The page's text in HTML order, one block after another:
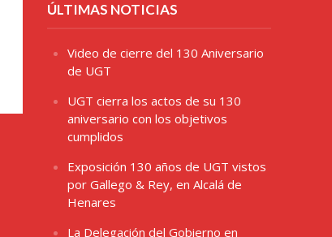
ÚLTIMAS NOTICIAS
Video de cierre del 130 Aniversario
de UGT
UGT cierra los actos de su 130
aniversario con los objetivos
cumplidos
Exposición 130 años de UGT vistos
por Gallego & Rey, en Alcalá de
Henares
La Delegación del Gobierno en